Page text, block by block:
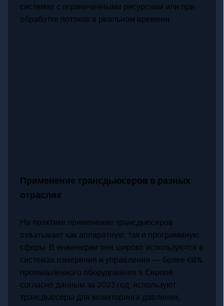
системах с ограниченными ресурсами или при
обработке потоков в реальном времени.
Применение трансдьюсеров в разных
отраслях
На практике применение трансдьюсеров
охватывает как аппаратную, так и программную
сферы. В инженерии они широко используются в
системах измерения и управления — более 68%
промышленного оборудования в Европе,
согласно данным за 2023 год, используют
трансдьюсеры для мониторинга давления,